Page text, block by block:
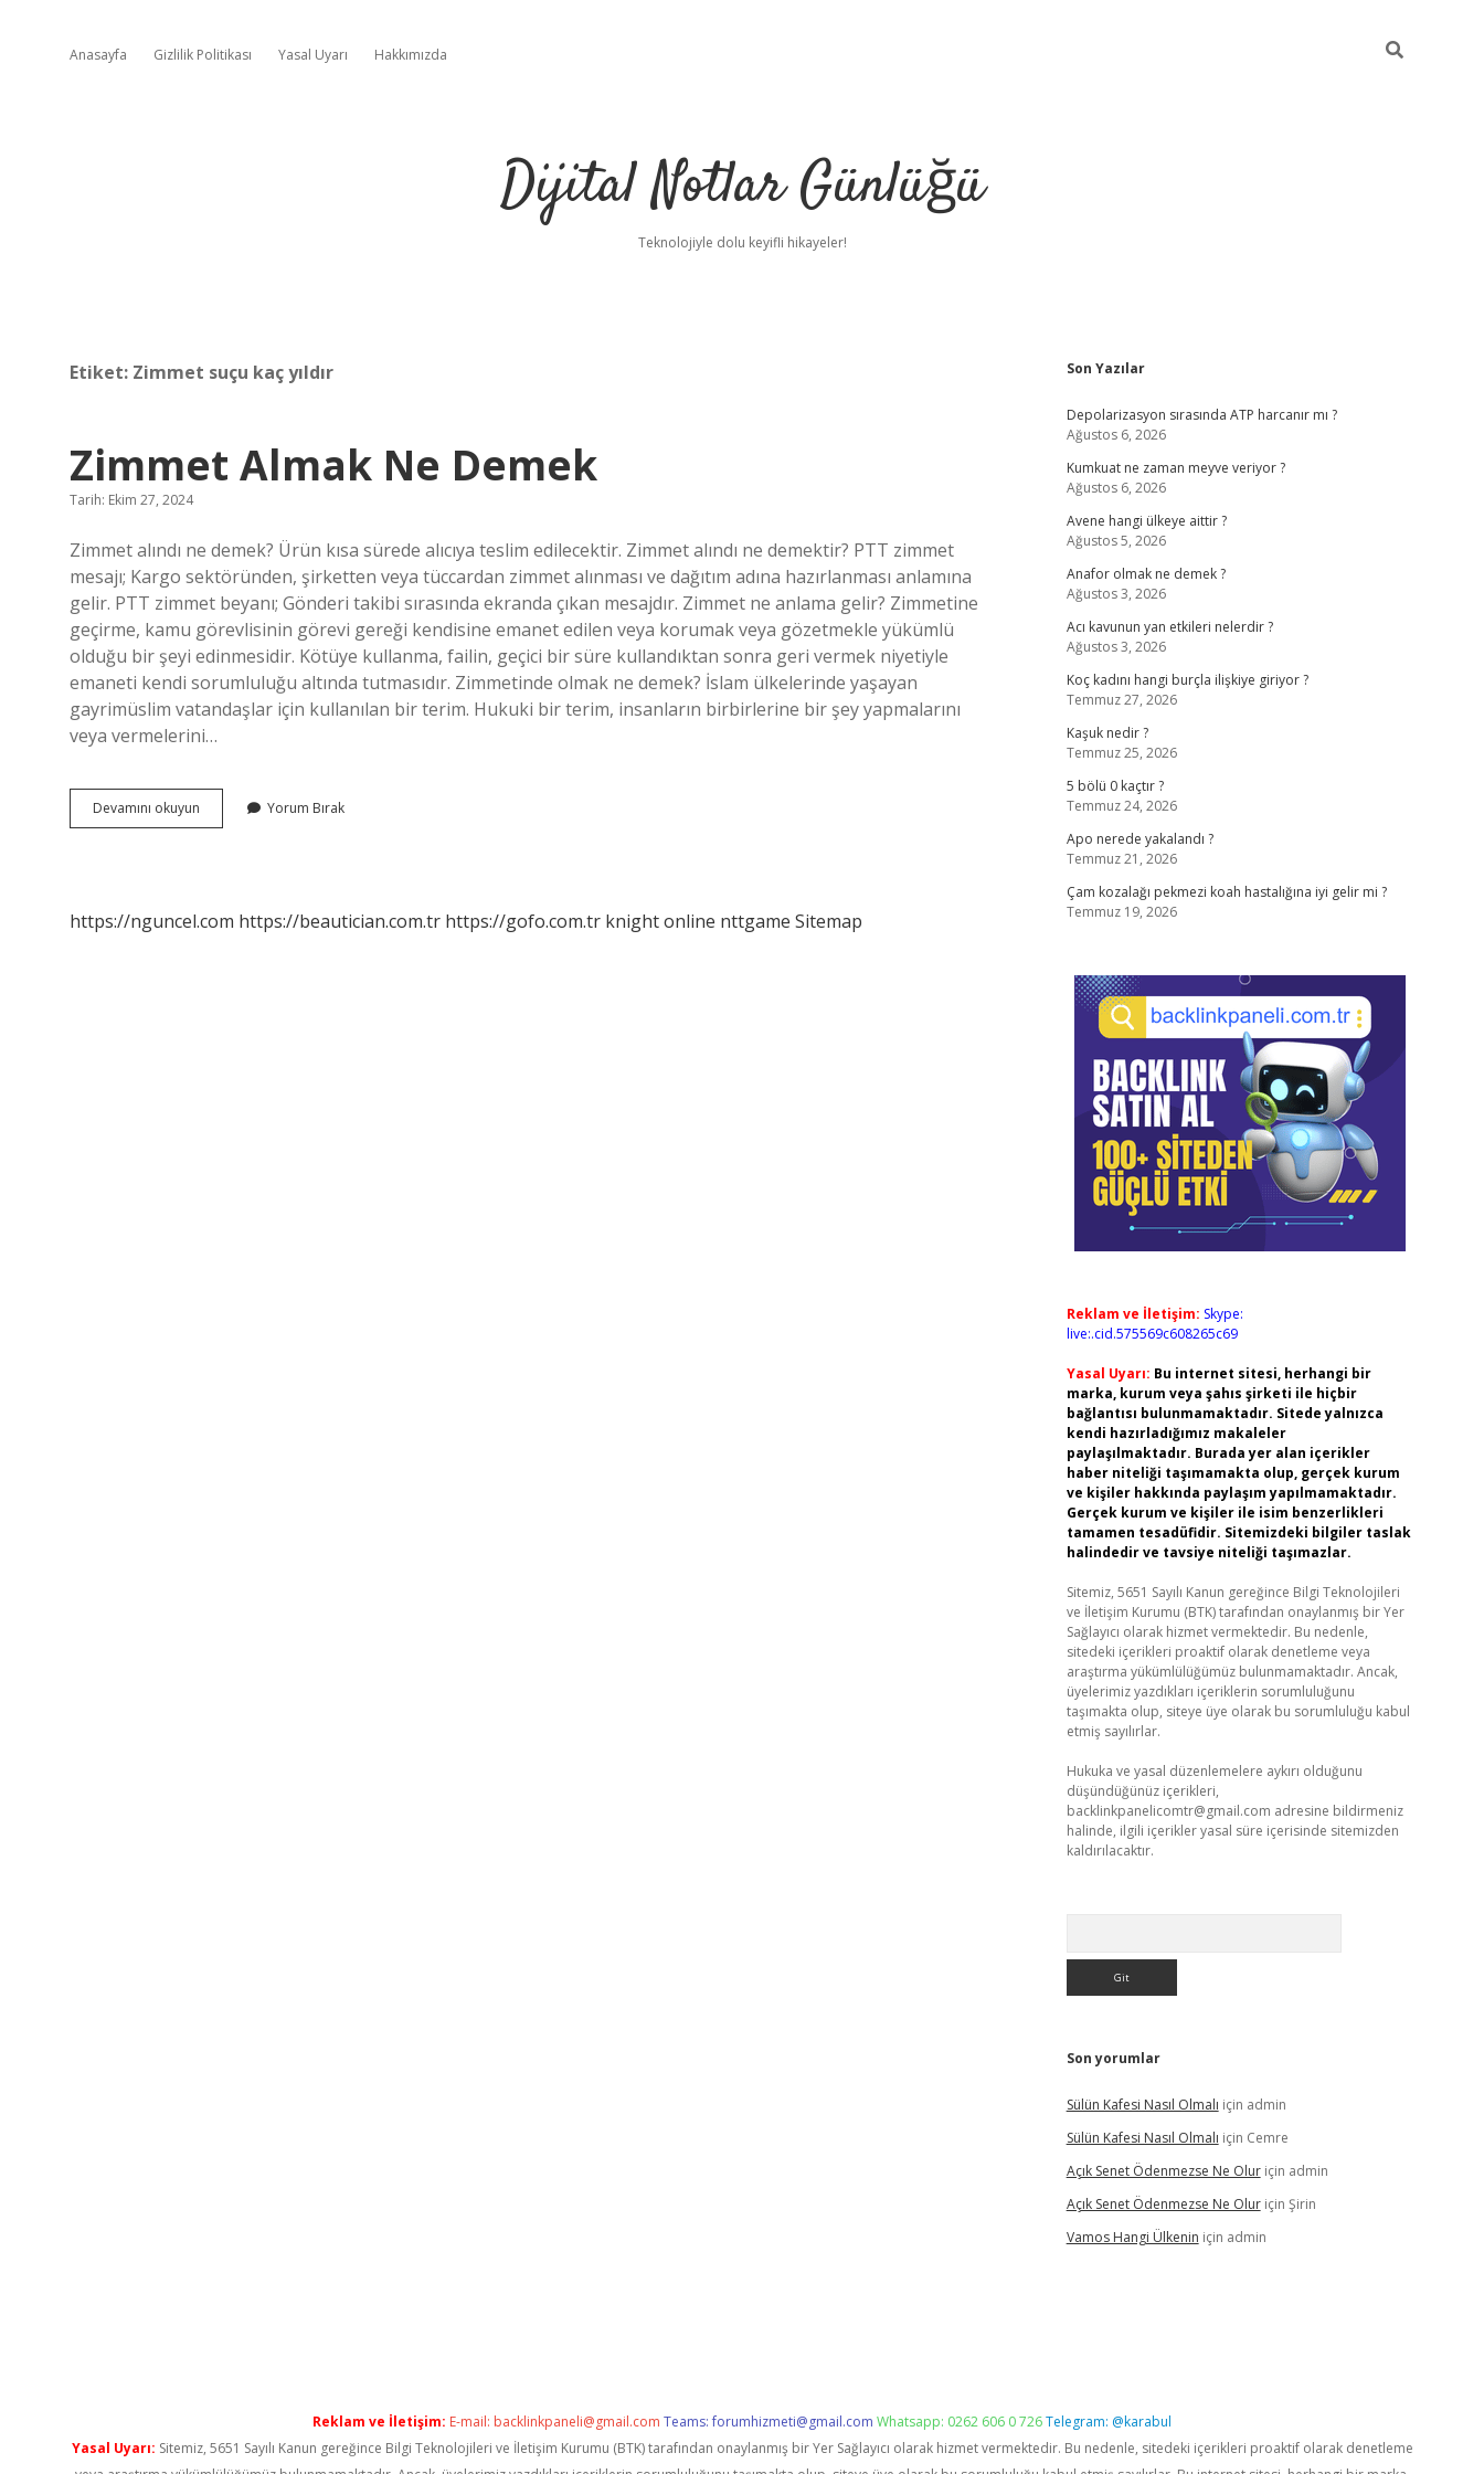
Anasayfa Gizlilik Politikası Yasal Uyarı Hakkımızda
Dijital Notlar Günlüğü
Teknolojiyle dolu keyifli hikayeler!
Etiket: Zimmet suçu kaç yıldır
Zimmet Almak Ne Demek
Tarih: Ekim 27, 2024
Zimmet alındı ne demek? Ürün kısa sürede alıcıya teslim edilecektir. Zimmet alındı ​​ne demektir? PTT zimmet
mesajı; Kargo sektöründen, şirketten veya tüccardan zimmet alınması ve dağıtım adına hazırlanması anlamına
gelir. PTT zimmet beyanı; Gönderi takibi sırasında ekranda çıkan mesajdır. Zimmet ne anlama gelir? Zimmetine
geçirme, kamu görevlisinin görevi gereği kendisine emanet edilen veya korumak veya gözetmekle yükümlü
olduğu bir şeyi edinmesidir. Kötüye kullanma, failin, geçici bir süre kullandıktan sonra geri vermek niyetiyle
emaneti kendi sorumluluğu altında tutmasıdır. Zimmetinde olmak ne demek? İslam ülkelerinde yaşayan
gayrimüslim vatandaşlar için kullanılan bir terim. Hukuki bir terim, insanların birbirlerine bir şey yapmalarını
veya vermelerini…
Devamını okuyun
Almak
Yorum Bırak
https://nguncel.com https://beautician.com.tr https://gofo.com.tr knight online nttgame Sitemap
Sidebar
Son Yazılar
Depolarizasyon sırasında ATP harcanır mı ?
Ağustos 6, 2026
Kumkuat ne zaman meyve veriyor ?
Ağustos 6, 2026
Avene hangi ülkeye aittir ?
Ağustos 5, 2026
Anafor olmak ne demek ?
Ağustos 3, 2026
Acı kavunun yan etkileri nelerdir ?
Ağustos 3, 2026
Koç kadını hangi burçla ilişkiye giriyor ?
Temmuz 27, 2026
Kaşuk nedir ?
Temmuz 25, 2026
5 bölü 0 kaçtır ?
Temmuz 24, 2026
Apo nerede yakalandı ?
Temmuz 21, 2026
Çam kozalağı pekmezi koah hastalığına iyi gelir mi ?
Temmuz 19, 2026
Reklam ve İletişim: Skype:
live:.cid.575569c608265c69
Yasal Uyarı: Bu internet sitesi, herhangi bir
marka, kurum veya şahıs şirketi ile hiçbir
bağlantısı bulunmamaktadır. Sitede yalnızca
kendi hazırladığımız makaleler
paylaşılmaktadır. Burada yer alan içerikler
haber niteliği taşımamakta olup, gerçek kurum
ve kişiler hakkında paylaşım yapılmamaktadır.
Gerçek kurum ve kişiler ile isim benzerlikleri
tamamen tesadüfidir. Sitemizdeki bilgiler taslak
halindedir ve tavsiye niteliği taşımazlar.
Sitemiz, 5651 Sayılı Kanun gereğince Bilgi Teknolojileri
ve İletişim Kurumu (BTK) tarafından onaylanmış bir Yer
Sağlayıcı olarak hizmet vermektedir. Bu nedenle,
sitedeki içerikleri proaktif olarak denetleme veya
araştırma yükümlülüğümüz bulunmamaktadır. Ancak,
üyelerimiz yazdıkları içeriklerin sorumluluğunu
taşımakta olup, siteye üye olarak bu sorumluluğu kabul
etmiş sayılırlar.
Hukuka ve yasal düzenlemelere aykırı olduğunu
düşündüğünüz içerikleri,
backlinkpanelicomtr@gmail.com adresine bildirmeniz
halinde, ilgili içerikler yasal süre içerisinde sitemizden
kaldırılacaktır.
Son yorumlar
Sülün Kafesi Nasıl Olmalı için admin
Sülün Kafesi Nasıl Olmalı için Cemre
Açık Senet Ödenmezse Ne Oluriçin admin
Açık Senet Ödenmezse Ne Oluriçin Şirin
Vamos Hangi Ülkenin için admin
Reklam ve İletişim: E-mail: backlinkpaneli@gmail.com Teams:forumhizmeti@gmail.com Whatsapp: 0262 606 0 726Telegram: @karabul
Yasal Uyarı: Sitemiz, 5651 Sayılı Kanun gereğince Bilgi Teknolojileri ve İletişim Kurumu (BTK) tarafından onaylanmış bir Yer Sağlayıcı olarak hizmet vermektedir. Bu nedenle, sitedeki içerikleri proaktif olarak denetleme